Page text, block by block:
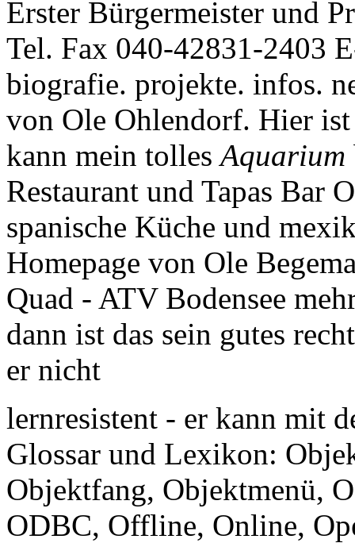
Erster Bürgermeister und
Tel. Fax 040-42831-2403
biografie. projekte. infos.
von Ole Ohlendorf. Hier
kann mein tollesAquarium
Restaurant und Tapas Bar
spanische Küche und
Homepage von Ole
Quad - ATV Bodensee
dann ist das sein gutes
er nicht
lernresistent - er kann mit
Glossar und Lexikon:
Objektfang, Objektmenü,
ODBC, Offline, Online,